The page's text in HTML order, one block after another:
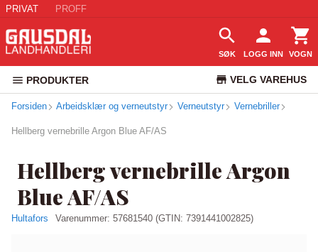
PRIVAT PROFF
SØK LOGG INN VOGN
PRODUKTER VELG VAREHUS
KUNDESERVICE
Forsiden Arbeidsklær og verneutstyr Verneutstyr Vernebriller
Hellberg vernebrille Argon Blue AF/AS
Hellberg vernebrille Argon
Blue AF/AS
Hultafors Varenummer: 57681540 (GTIN: 7391441002825)